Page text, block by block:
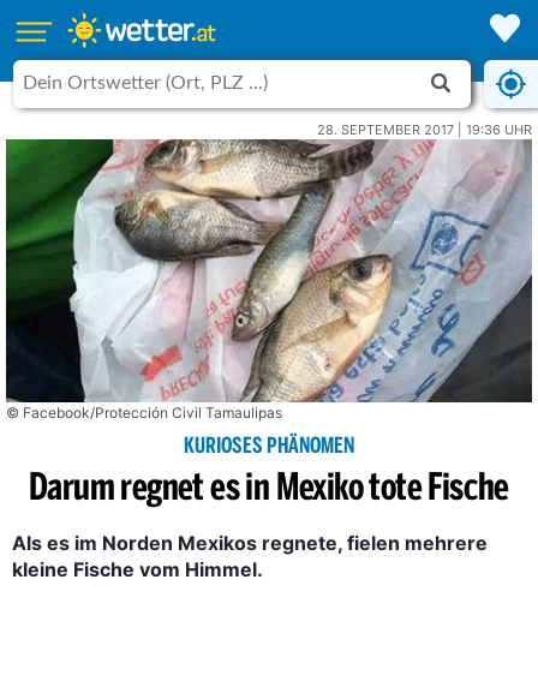
28. SEPTEMBER 2017 | 19:36 UHR
© Facebook/Protección Civil Tamaulipas
KURIOSES PHÄNOMEN
Darum regnet es in Mexiko tote Fische
Als es im Norden Mexikos regnete, fielen mehrere
kleine Fische vom Himmel.